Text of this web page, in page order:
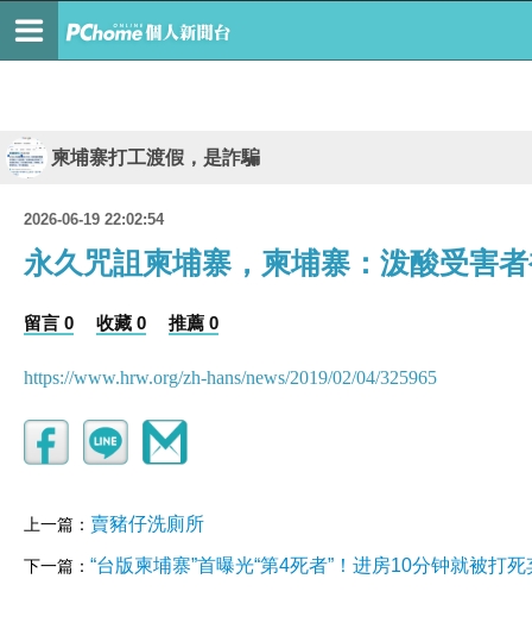
柬埔寨打工渡假，是詐騙
2026-06-19 22:02:54
永久咒詛柬埔寨，柬埔寨：泼酸受害
留言 0 收藏 0 推薦 0
https://www.hrw.org/zh-hans/news/2019/02/04/325965
上一篇： 賣豬仔洗廁所
下一篇： “台版柬埔寨”首曝光“第4死者”！进房10分钟就被打死